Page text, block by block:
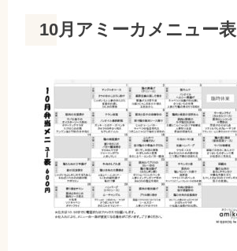
10月アミーカメニュー表